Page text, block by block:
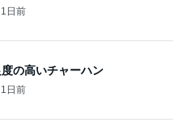
1日前
の高いチャーハン
1日前